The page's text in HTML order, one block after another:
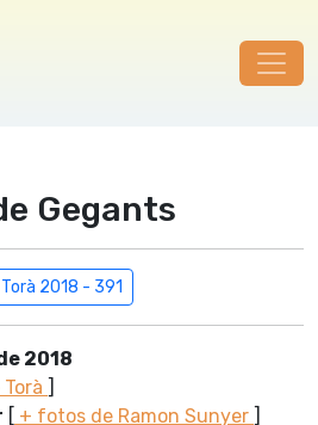
Gegants
2018 - 391
2018
]
[ + fotos de Ramon Sunyer ]